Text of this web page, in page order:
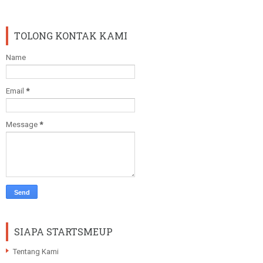
TOLONG KONTAK KAMI
Name
Email *
Message *
SIAPA STARTSMEUP
Tentang Kami